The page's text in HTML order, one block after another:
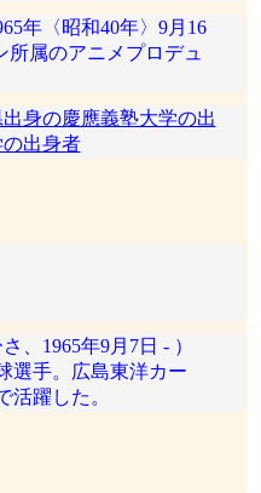
年〈昭和40年〉9月16
所属のアニメプロデュ
身の慶應義塾大学の出
出身者
、1965年9月7日 - ）
選手。広島東洋カー
活躍した。